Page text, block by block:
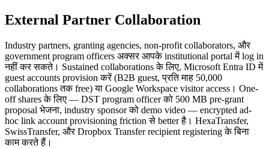
External Partner Collaboration
Industry partners, granting agencies, non-profit collaborators, और
government program officers अक्सर आपके institutional portal में log in
नहीं कर सकते। Sustained collaborations के लिए, Microsoft Entra ID में
guest accounts provision करें (B2B guest, प्रति माह 50,000
collaborations तक free) या Google Workspace visitor access। One-
off shares के लिए — DST program officer को 500 MB pre-grant
proposal भेजना, industry sponsor को demo video — encrypted ad-
hoc link account provisioning friction से better है। HexaTransfer,
SwissTransfer, और Dropbox Transfer recipient registering के बिना
काम करते हैं।